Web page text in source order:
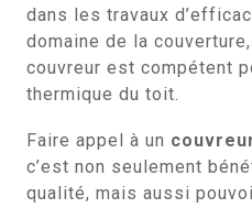
dans les travaux
domaine de la
couvreur est compétent
thermique du toit.
Faire appel à un
c’est non seulement
qualité, mais aussi